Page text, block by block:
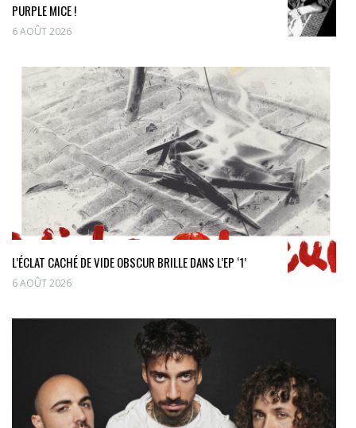
PURPLE MICE !
6 AOÛT 2026
L’ÉCLAT CACHÉ DE VIDE OBSCUR BRILLE DANS L’EP ‘1’
6 AOÛT 2026